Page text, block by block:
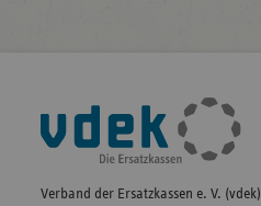
Fußleisten-
Navigation
Verband der Ersatzkassen e. V. (vdek)